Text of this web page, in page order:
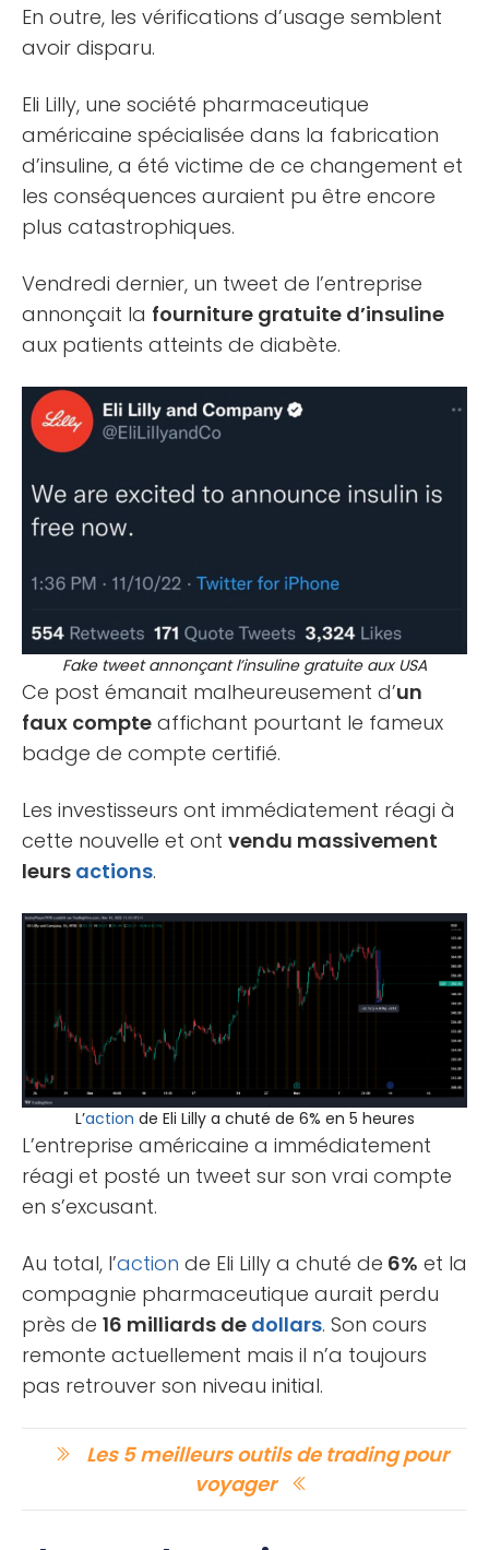
En outre, les vérifications d’usage semblent
avoir disparu.
Eli Lilly, une société pharmaceutique
américaine spécialisée dans la fabrication
d’insuline, a été victime de ce changement et
les conséquences auraient pu être encore
plus catastrophiques.
Vendredi dernier, un tweet de l’entreprise
annonçait la fourniture gratuite d’insuline
aux patients atteints de diabète.
Fake tweet annonçant l’insuline gratuite aux USA
Ce post émanait malheureusement d’un
faux compte affichant pourtant le fameux
badge de compte certifié.
Les investisseurs ont immédiatement réagi à
cette nouvelle et ont vendu massivement
leurs actions.
L’action de Eli Lilly a chuté de 6% en 5 heures
L’entreprise américaine a immédiatement
réagi et posté un tweet sur son vrai compte
en s’excusant.
Au total, l’action de Eli Lilly a chuté de 6% et la
compagnie pharmaceutique aurait perdu
près de 16 milliards de dollars. Son cours
remonte actuellement mais il n’a toujours
pas retrouver son niveau initial.
Les 5 meilleurs outils de trading pour
voyager